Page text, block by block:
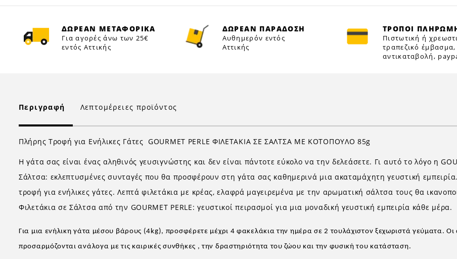
ΔΩΡΕΑΝ ΜΕΤΑΦΟΡΙΚΑ
Για αγορές άνω των 25€
εντός Αττικής
ΔΩΡΕΑΝ ΠΑΡΑΔΟΣΗ
Αυθημερόν εντός
Αττικής
ΤΡΟΠΟΙ
Πιστωτική ή
τραπεζικό έμβασμα,
αντικαταβολή,
Περιγραφή Λεπτομέρειες προϊόντος
Πλήρης Τροφή για Ενήλικες Γάτες GOURMET PERLE ΦΙΛΕΤΑΚΙΑ ΣΕ ΣΑΛΤΣΑ ΜΕ ΚΟΤΟΠΟΥΛΟ 85g
Η γάτα σας είναι ένας αληθινός γευσιγνώστης και δεν είναι πάντοτε εύκολο να την δελεάσετε. Γι αυτό το λόγο η
Σάλτσα: εκλεπτυσμένες συνταγές που θα προσφέρουν στη γάτα σας καθημερινά μια ακαταμάχητη γευστική
τροφή για ενήλικες γάτες. Λεπτά φιλετάκια με κρέας, ελαφρά μαγειρεμένα με την αρωματική σάλτσα τους θα
Φιλετάκια σε Σάλτσα από την GOURMET PERLE: γευστικοί πειρασμοί για μια μοναδική γευστική εμπειρία κάθε μέρα.
Για μια ενήλικη γάτα μέσου βάρους (4kg), προσφέρετε μέχρι 4 φακελάκια την ημέρα σε 2 τουλάχιστον ξεχωριστά γεύματα.
προσαρμόζονται ανάλογα με τις καιρικές συνθήκες , την δραστηριότητα του ζώου και την φυσική του κατάσταση.